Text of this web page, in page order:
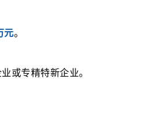
元。
或专精特新企业。